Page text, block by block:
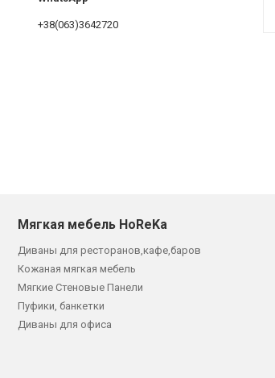
+38(063)3642720
Мягкая мебель HoReKa
Диваны для ресторанов,кафе,баров
Кожаная мягкая мебель
Мягкие Стеновые Панели
Пуфики, банкетки
Диваны для офиса